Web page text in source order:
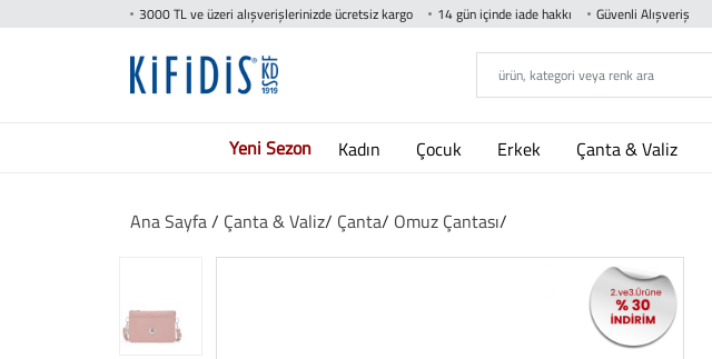
3000 TL ve üzeri alışverişlerinizde ücretsiz kargo 14 gün içinde iade hakkı Güvenli Alışveriş
Yeni Sezon Kadın Çocuk Erkek Çanta & Valiz
Ana Sayfa/ Çanta & Valiz/ Çanta/ Omuz Çantası/